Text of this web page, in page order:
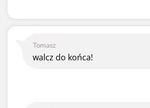
Tomasz
walcz do końca!